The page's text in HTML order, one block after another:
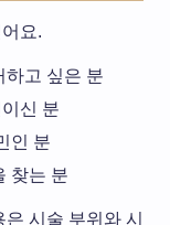
요.
하고 싶은 분
신 분
인 분
찾는 분
시술 부위와 시